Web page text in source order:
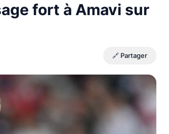
fort à Amavi sur
🔗 Partager